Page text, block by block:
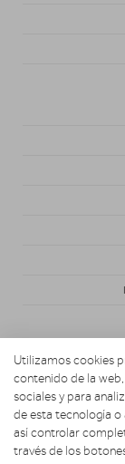
Copyright
Utilizamos cookies
contenido de la
sociales y para
de esta tecnología
así controlar
través de los